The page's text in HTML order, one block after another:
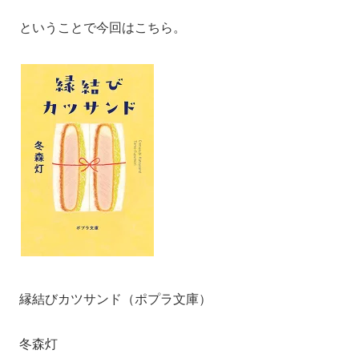
ということで今回はこちら。
縁結びカツサンド（ポプラ文庫）
冬森灯